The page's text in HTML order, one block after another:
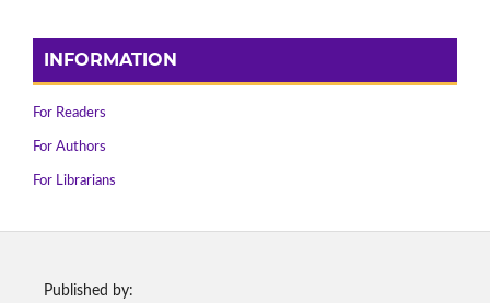
INFORMATION
For Readers
For Authors
For Librarians
Published by: